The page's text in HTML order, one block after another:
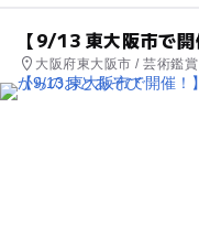
【9/13 東大阪市で
大阪府東大阪市 / 芸術鑑